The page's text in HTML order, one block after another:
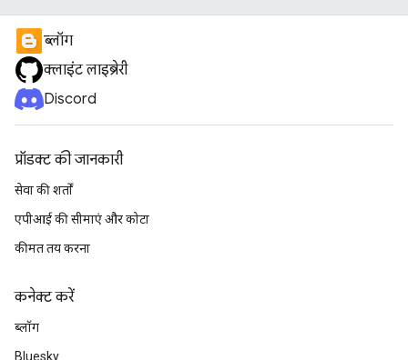
ब्लॉग
क्लाइंट लाइब्रेरी
Discord
प्रॉडक्ट की जानकारी
सेवा की शर्तों
एपीआई की सीमाएं और कोटा
कीमत तय करना
कनेक्ट करें
ब्लॉग
Bluesky